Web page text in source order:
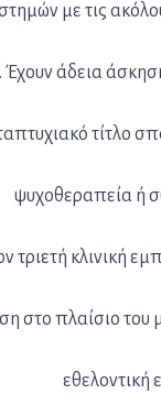
με τις
Έχουν άδεια
τίτλο
ψυχοθεραπεία ή
τριετή κλινική
στο πλαίσιο του
εθελοντική